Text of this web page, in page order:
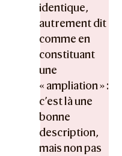
identique,
autrement dit
comme en
constituant
une
« ampliation » :
c’est là une
bonne
description,
mais non pas